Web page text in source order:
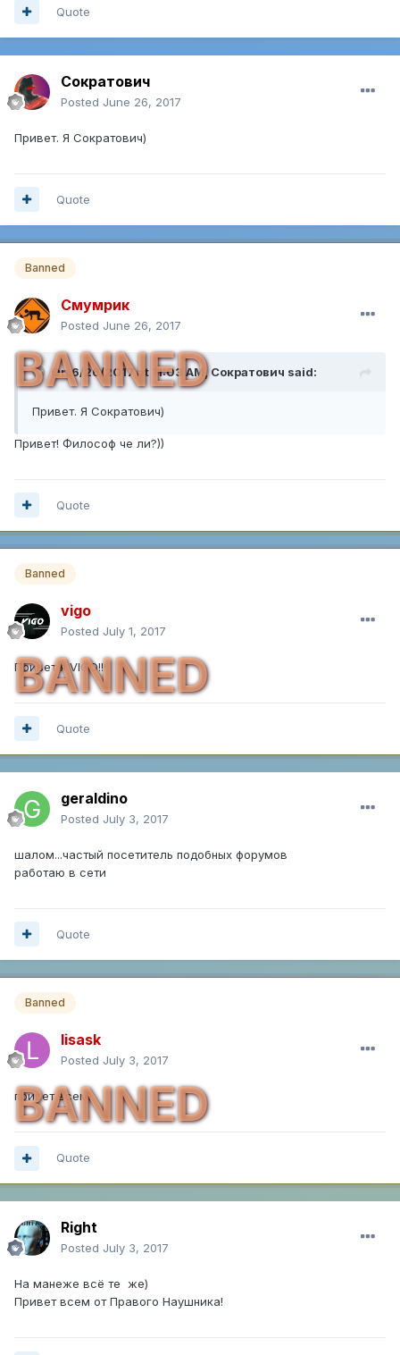
Quote
Сократович
Posted June 26, 2017
Привет. Я Сократович)
Quote
Banned
Смумрик
Posted June 26, 2017
BANNED
On 6/26/2017 at 11:03 AM, Сократович said:
Привет. Я Сократович)
Привет! Философ че ли?))
Quote
Banned
vigo
Posted July 1, 2017
BANNED
Привет я VIGO!!!
Quote
geraldino
Posted July 3, 2017
шалом...частый посетитель подобных форумов
работаю в сети
Quote
Banned
lisask
Posted July 3, 2017
BANNED
привет всем!
Quote
Right
Posted July 3, 2017
На манеже всё те же)
Привет всем от Правого Наушника!